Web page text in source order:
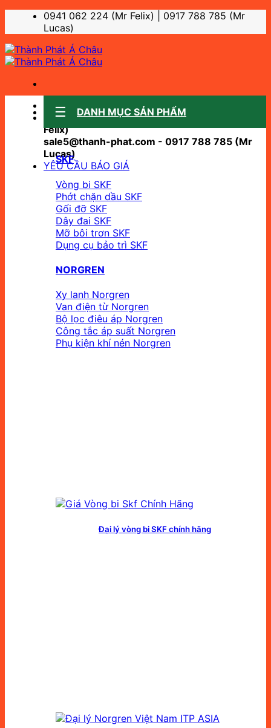
dung
0941 062 224 (Mr Felix) | 0917 788 785 (Mr
Lucas)
Sale support:
sale10@thanh-phat.com - 0941 062 224 (Mr
Felix)
sale5@thanh-phat.com - 0917 788 785 (Mr
Lucas)
YÊU CẦU BÁO GIÁ
DANH MỤC SẢN PHẨM
SKF
Vòng bi SKF
Phớt chặn dầu SKF
Gối đỡ SKF
Dây đai SKF
Mỡ bôi trơn SKF
Dụng cụ bảo trì SKF
NORGREN
Xy lanh Norgren
Van điện từ Norgren
Bộ lọc điêu áp Norgren
Công tắc áp suất Norgren
Phụ kiện khí nén Norgren
Đại lý vòng bi SKF chính hãng